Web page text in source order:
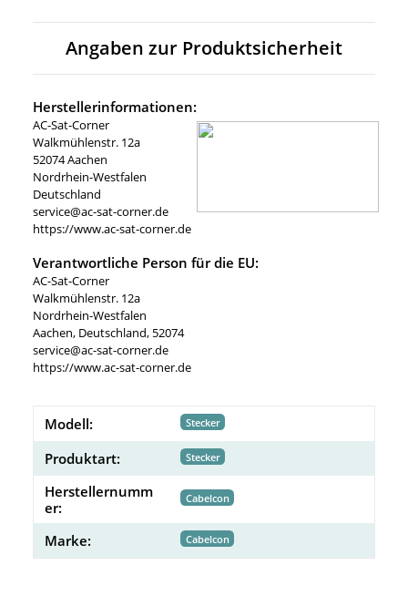
Angaben zur Produktsicherheit
Herstellerinformationen:
AC-Sat-Corner
Walkmühlenstr. 12a
52074 Aachen
Nordrhein-Westfalen
Deutschland
service@ac-sat-corner.de
https://www.ac-sat-corner.de
Verantwortliche Person für die EU:
AC-Sat-Corner
Walkmühlenstr. 12a
Nordrhein-Westfalen
Aachen, Deutschland, 52074
service@ac-sat-corner.de
https://www.ac-sat-corner.de
Modell: Stecker
Produktart: Stecker
Herstellernumm
er:
Cabelcon
Marke: Cabelcon